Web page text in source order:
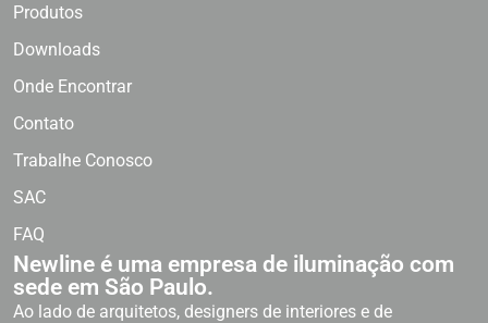
Produtos
Downloads
Onde Encontrar
Contato
Trabalhe Conosco
SAC
FAQ
Newline é uma empresa de iluminação com
sede em São Paulo.
Ao lado de arquitetos, designers de interiores e de